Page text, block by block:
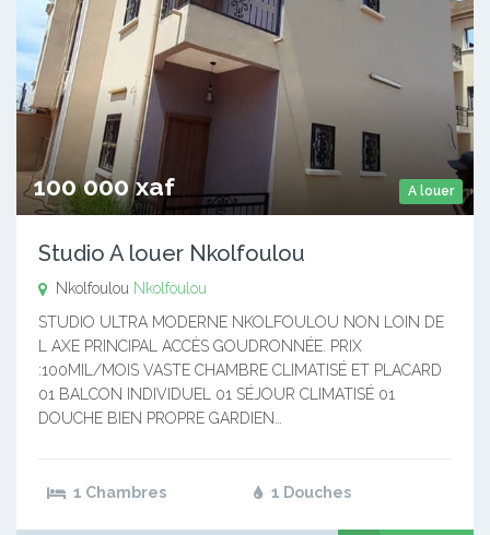
A louer
100 000 xaf
Studio A louer Nkolfoulou
Nkolfoulou Nkolfoulou
STUDIO ULTRA MODERNE NKOLFOULOU NON LOIN DE
L AXE PRINCIPAL ACCÈS GOUDRONNÉE. PRIX
:100MIL/MOIS VASTE CHAMBRE CLIMATISÉ ET PLACARD
01 BALCON INDIVIDUEL 01 SÉJOUR CLIMATISÉ 01
DOUCHE BIEN PROPRE GARDIEN…
1 Chambres 1 Douches